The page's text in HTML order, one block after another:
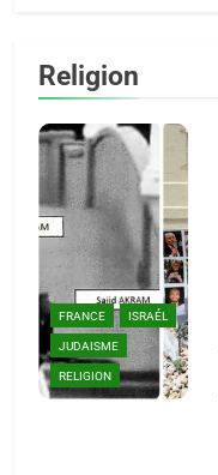
Religion
FRANCE
ISRAÉL
JUDAISME
RELIGION